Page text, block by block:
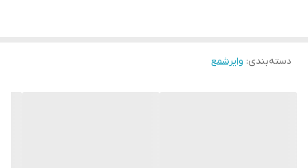
دسته‌بندی: وایرشمع